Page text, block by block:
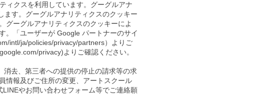
ィクスを利用しています。グーグルアナ
ます。グーグルアナリティクスのクッキー
グーグルアナリティクスのクッキーによ
。「ユーザーが Google パートナーのサイ
intl/ja/policies/privacy/partners）よりご
privacy)よりご確認ください。
去、第三者への提供の停止の請求等の求
情報及びご住所の変更、アートスクール
やお問い合わせフォーム等でご連絡願